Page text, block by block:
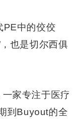
PE中的佼佼
也是切尔西俱
家专注于医疗
到Buyout的全